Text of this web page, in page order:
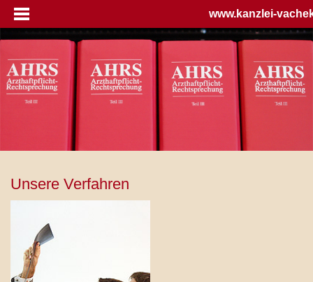
www.kanzlei-
Unsere Verfahren